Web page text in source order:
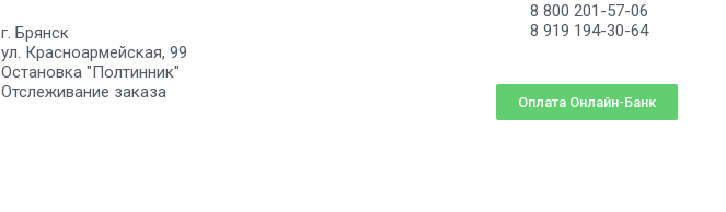
г. Брянск
ул. Красноармейская, 99
Остановка "Полтинник"
Отслеживание заказа
8 800 201-57-06
8 919 194-30-64
Оплата Онлайн-Банк